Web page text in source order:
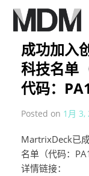
成功加入
科技名单
代码：
Posted on 1月 3,
MartrixDeck已
名单（代码：
详情链接：